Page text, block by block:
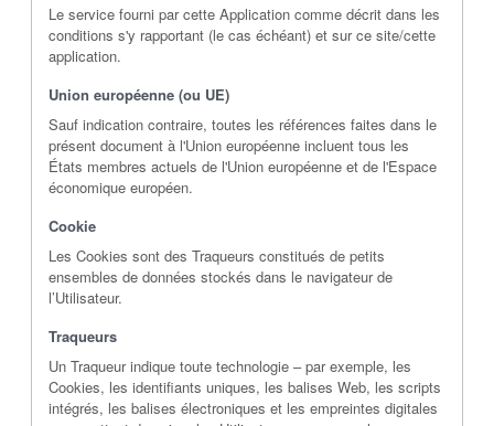
Le service fourni par cette Application comme décrit dans les
conditions s'y rapportant (le cas échéant) et sur ce site/cette
application.
Union européenne (ou UE)
Sauf indication contraire, toutes les références faites dans le
présent document à l'Union européenne incluent tous les
États membres actuels de l'Union européenne et de l'Espace
économique européen.
Cookie
Les Cookies sont des Traqueurs constitués de petits
ensembles de données stockés dans le navigateur de
l’Utilisateur.
Traqueurs
Un Traqueur indique toute technologie – par exemple, les
Cookies, les identifiants uniques, les balises Web, les scripts
intégrés, les balises électroniques et les empreintes digitales